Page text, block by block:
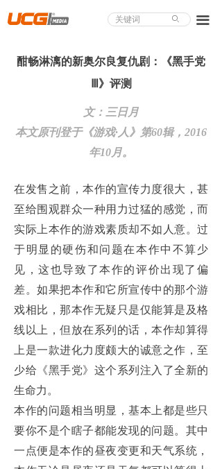
끀
About UCG
天下聚会
商城精品
游戏大赏
个人中心
ꄙ
文：三日月
本文原刊登于《游戏·人》第60辑，2016
年10月。
在发售之前，本作的宣传力度很大，甚
至给围观群众一种用力过猛的感觉，而
实际上本作的游戏素质却不如人意。过
于明显的硬伤和问题在本作中不算少
见，这也导致了本作的评价出现了偏
差。如果把本作和它所宣传中的那个游
戏相比，那本作无疑只是仅能算是及格
线以上，但放在系列的话，本作却算得
上是一款进化力度颇大的诚意之作，至
少给《黑手党》这个系列注入了全新的
生命力。
本作的问题相当明显，基本上都是些只
要你不是个瞎子都能发现的问题。其中
一点便是本作的昼夜变更和天气系统，
酣畅淋漓的新奥尔良复仇剧：《黑手党
Ⅲ》评测